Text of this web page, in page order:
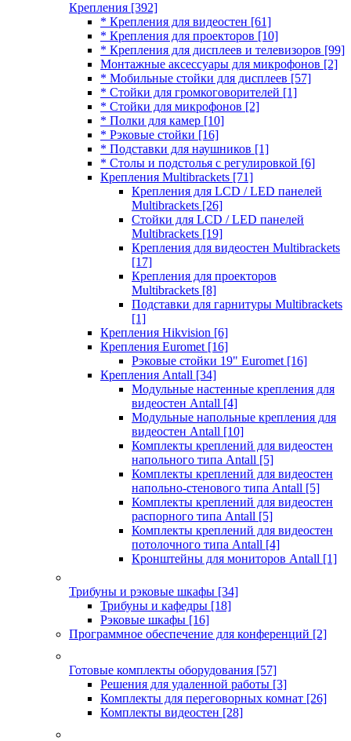
Крепления [392]
* Крепления для видеостен [61]
* Крепления для проекторов [10]
* Крепления для дисплеев и телевизоров [99]
Монтажные аксессуары для микрофонов [2]
* Мобильные стойки для дисплеев [57]
* Стойки для громкоговорителей [1]
* Стойки для микрофонов [2]
* Полки для камер [10]
* Рэковые стойки [16]
* Подставки для наушников [1]
* Столы и подстолья с регулировкой [6]
Крепления Multibrackets [71]
Крепления для LCD / LED панелей
Multibrackets [26]
Стойки для LCD / LED панелей
Multibrackets [19]
Крепления для видеостен Multibrackets
[17]
Крепления для проекторов
Multibrackets [8]
Подставки для гарнитуры Multibrackets
[1]
Крепления Hikvision [6]
Крепления Euromet [16]
Рэковые стойки 19" Euromet [16]
Крепления Antall [34]
Модульные настенные крепления для
видеостен Antall [4]
Модульные напольные крепления для
видеостен Antall [10]
Комплекты креплений для видеостен
напольного типа Antall [5]
Комплекты креплений для видеостен
напольно-стенового типа Antall [5]
Комплекты креплений для видеостен
распорного типа Antall [5]
Комплекты креплений для видеостен
потолочного типа Antall [4]
Кронштейны для мониторов Antall [1]
Трибуны и рэковые шкафы [34]
Трибуны и кафедры [18]
Рэковые шкафы [16]
Программное обеспечение для конференций [2]
Готовые комплекты оборудования [57]
Решения для удаленной работы [3]
Комплекты для переговорных комнат [26]
Комплекты видеостен [28]